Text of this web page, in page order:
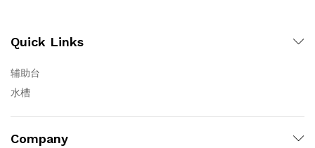
Quick Links
辅助台
水槽
Company